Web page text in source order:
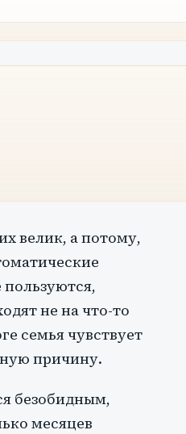
велик, а потому,
не на что-то
семья чувствует
причину.
безобидным,
месяцев